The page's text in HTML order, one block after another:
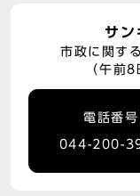
サン
市政に関す
（午前
電話番号
044-200-